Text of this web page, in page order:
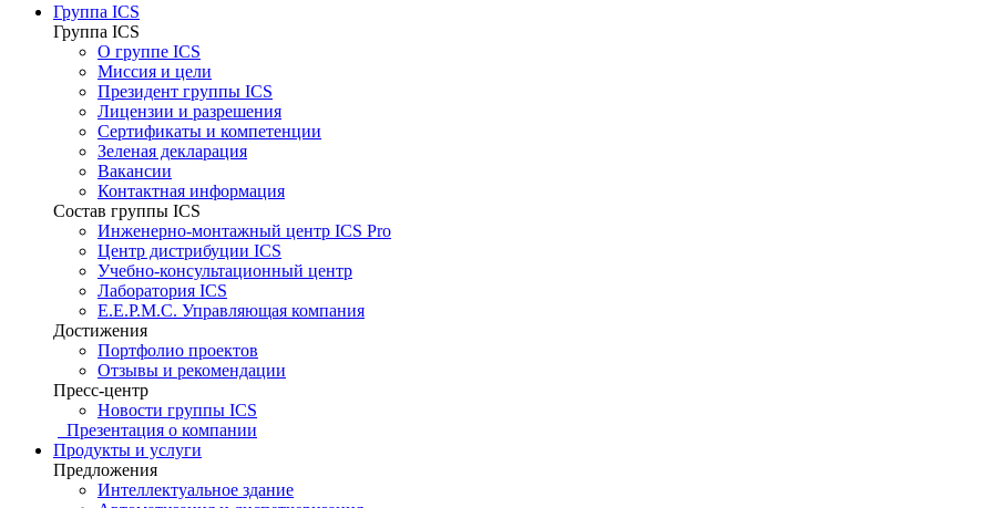
Группа ICS
Группа ICS
О группе ICS
Миссия и цели
Президент группы ICS
Лицензии и разрешения
Сертификаты и компетенции
Зеленая декларация
Вакансии
Контактная информация
Состав группы ICS
Инженерно-монтажный центр ICS Pro
Центр дистрибуции ICS
Учебно-консультационный центр
Лаборатория ICS
E.E.P.M.C. Управляющая компания
Достижения
Портфолио проектов
Отзывы и рекомендации
Пресс-центр
Новости группы ICS
Презентация о компании
Продукты и услуги
Предложения
Интеллектуальное здание